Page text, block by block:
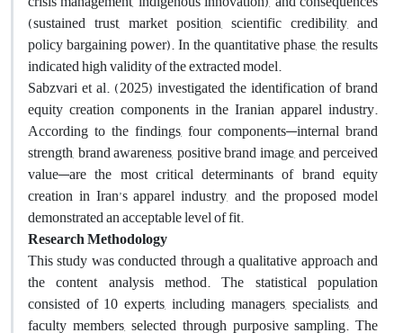
(sustained trust, market position, scientific credibility, and
policy bargaining power). In the quantitative phase, the results
indicated high validity of the extracted model.
Sabzvari et al. (2025) investigated the identification of brand
equity creation components in the Iranian apparel industry.
According to the findings, four components—internal brand
strength, brand awareness, positive brand image, and perceived
value—are the most critical determinants of brand equity
creation in Iran’s apparel industry, and the proposed model
demonstrated an acceptable level of fit.
Research Methodology
This study was conducted through a qualitative approach and
the content analysis method. The statistical population
consisted of 10 experts, including managers, specialists, and
faculty members, selected through purposive sampling. The